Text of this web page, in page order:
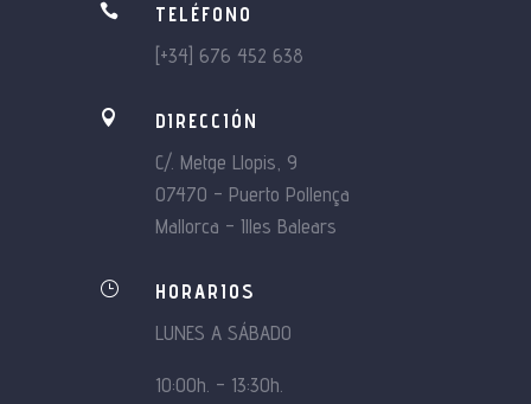

TELÉFONO
[+34] 676 452 638

DIRECCIÓN
C/. Metge Llopis, 9
07470 – Puerto Pollença
Mallorca – Illes Balears
}
HORARIOS
LUNES A SÁBADO
10:00h. – 13:30h.